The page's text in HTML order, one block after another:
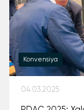
Konvensiya
04.03.2025